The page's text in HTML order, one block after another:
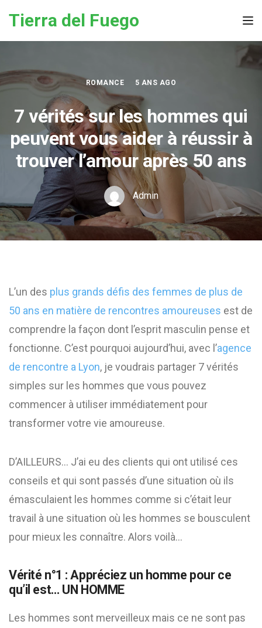
Tierra del Fuego
ROMANCE 5 ANS AGO
7 vérités sur les hommes qui
peuvent vous aider à réussir à
trouver l’amour après 50 ans
Admin
L’un des plus grands défis des femmes de plus de
50 ans en matière de rencontres amoureuses est de
comprendre la façon dont l’esprit masculin pense et
fonctionne. C’est pourquoi aujourd’hui, avec l’agence
de rencontre a Lyon, je voudrais partager 7 vérités
simples sur les hommes que vous pouvez
commencer à utiliser immédiatement pour
transformer votre vie amoureuse.
D’AILLEURS… J’ai eu des clients qui ont utilisé ces
conseils et qui sont passés d’une situation où ils
émasculaient les hommes comme si c’était leur
travail à une situation où les hommes se bousculent
pour mieux les connaître. Alors voilà…
Vérité n°1 : Appréciez un homme pour ce
qu’il est… UN HOMME
Les hommes sont merveilleux mais ce ne sont pas